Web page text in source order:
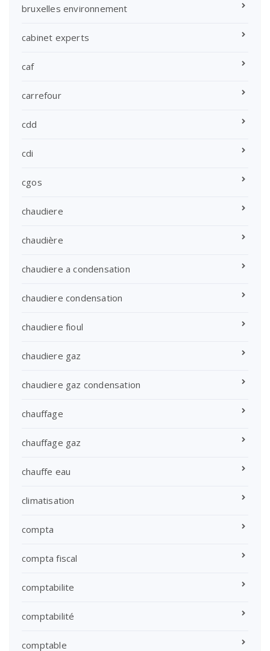
bruxelles environnement
cabinet experts
caf
carrefour
cdd
cdi
cgos
chaudiere
chaudière
chaudiere a condensation
chaudiere condensation
chaudiere fioul
chaudiere gaz
chaudiere gaz condensation
chauffage
chauffage gaz
chauffe eau
climatisation
compta
compta fiscal
comptabilite
comptabilité
comptable